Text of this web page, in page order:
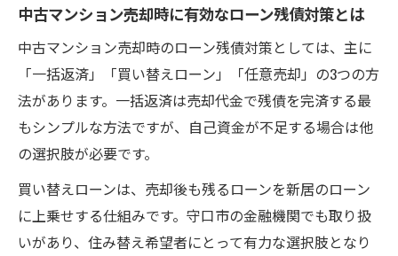
中古マンション売却時に有効なローン残債対策とは
中古マンション売却時のローン残債対策としては、主に
「一括返済」「買い替えローン」「任意売却」の3つの方
法があります。一括返済は売却代金で残債を完済する最
もシンプルな方法ですが、自己資金が不足する場合は他
の選択肢が必要です。
買い替えローンは、売却後も残るローンを新居のローン
に上乗せする仕組みです。守口市の金融機関でも取り扱
いがあり、住み替え希望者にとって有力な選択肢となり